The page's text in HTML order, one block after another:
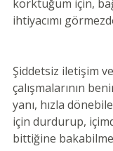
korktuğum için,
ihtiyacımı
Şiddetsiz iletişim
çalışmalarının
yanı, hızla
için durdurup,
bittiğine